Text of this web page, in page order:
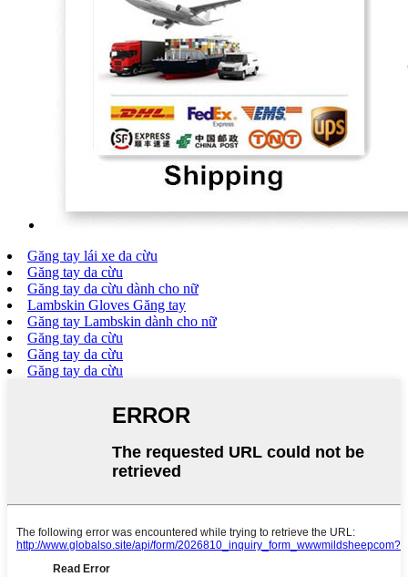
Găng tay lái xe da cừu
Găng tay da cừu
Găng tay da cừu dành cho nữ
Lambskin Gloves Găng tay
Găng tay Lambskin dành cho nữ
Găng tay da cừu
Găng tay da cừu
Găng tay da cừu